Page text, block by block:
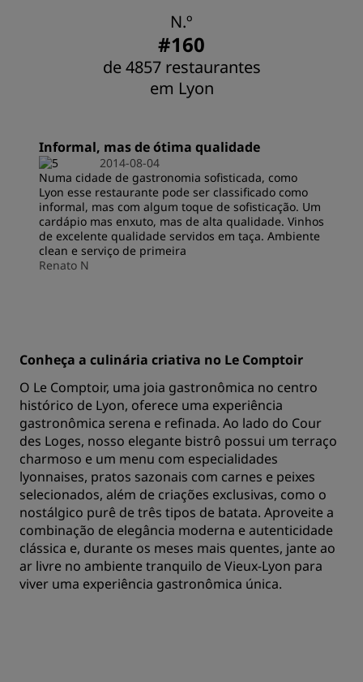
N.º
#160
de 4857 restaurantes
em Lyon
Informal, mas de ótima qualidade
2014-08-04
Numa cidade de gastronomia sofisticada, como
Lyon esse restaurante pode ser classificado como
informal, mas com algum toque de sofisticação. Um
cardápio mas enxuto, mas de alta qualidade. Vinhos
de excelente qualidade servidos em taça. Ambiente
clean e serviço de primeira
Renato N
Conheça a culinária criativa no Le Comptoir
O Le Comptoir, uma joia gastronômica no centro
histórico de Lyon, oferece uma experiência
gastronômica serena e refinada. Ao lado do Cour
des Loges, nosso elegante bistrô possui um terraço
charmoso e um menu com especialidades
lyonnaises, pratos sazonais com carnes e peixes
selecionados, além de criações exclusivas, como o
nostálgico purê de três tipos de batata. Aproveite a
combinação de elegância moderna e autenticidade
clássica e, durante os meses mais quentes, jante ao
ar livre no ambiente tranquilo de Vieux-Lyon para
viver uma experiência gastronômica única.